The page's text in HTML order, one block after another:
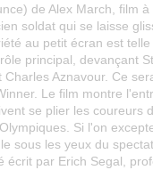
de Alex March, film
soldat qui se laisse
au petit écran est
principal, devançant
Aznavour. Ce
Le film montre
se plier les coureurs
Si l'on
sous les yeux du
écrit par Erich Segal,